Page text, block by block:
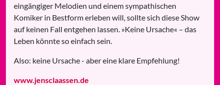
eingängiger Melodien und einem sympathischen
Komiker in Bestform erleben will, sollte sich diese Show
auf keinen Fall entgehen lassen. »Keine Ursache« – das
Leben könnte so einfach sein.
Also: keine Ursache - aber eine klare Empfehlung!
www.jensclaassen.de